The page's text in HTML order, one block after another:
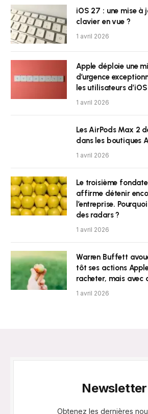
iOS 27 : une mise à
clavier en vue ?
1 avril 2026
Apple déploie une
d’urgence
les utilisateurs d’iOS
1 avril 2026
Les AirPods Max 2
dans les boutiques
1 avril 2026
Le troisième
affirme détenir
l’entreprise.
des radars ?
1 avril 2026
Warren Buffett
tôt ses actions
racheter, mais avec
1 avril 2026
Newsletter
Obtenez les dernières